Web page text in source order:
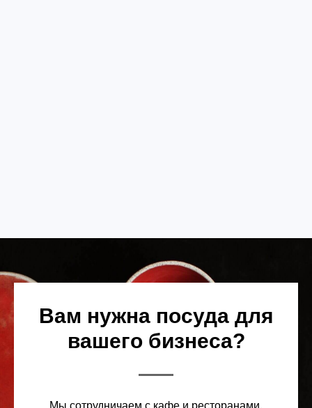
Вам нужна посуда для
вашего бизнеса?
Мы сотрудничаем с кафе и ресторанами,